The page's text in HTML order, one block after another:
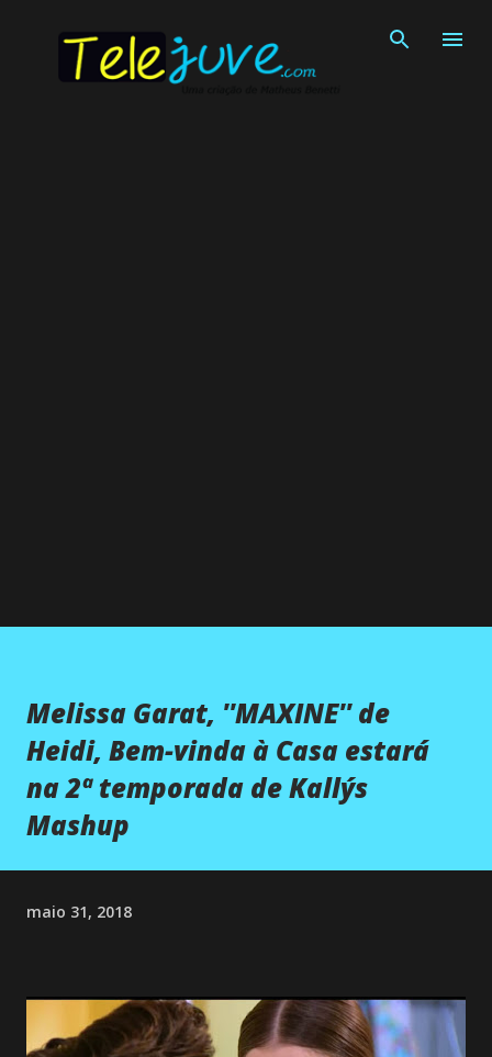
Melissa Garat, ''MAXINE'' de
Heidi, Bem-vinda à Casa estará
na 2ª temporada de Kally´s
Mashup
maio 31, 2018